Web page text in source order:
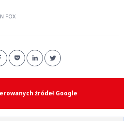
FOX
źródeł Google